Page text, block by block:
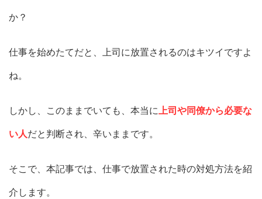
か？
仕事を始めたてだと、上司に放置されるのはキツイですよ
ね。
しかし、このままでいても、本当に 上司や同僚から必要な
い人だと判断され、辛いままです。
そこで、本記事では、仕事で放置された時の対処方法を紹
介します。